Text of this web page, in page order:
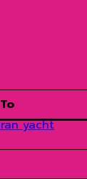
yacht
To